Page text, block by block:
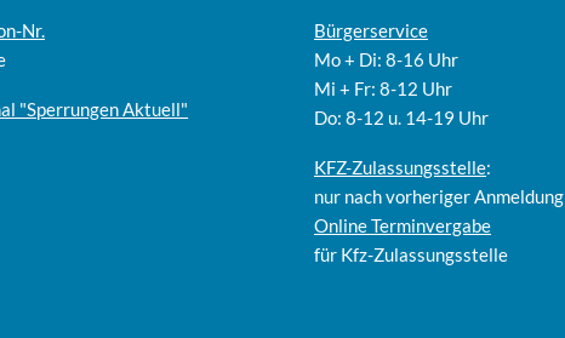
Nr.
"Sperrungen Aktuell"
Bürgerservice
Mo + Di: 8-16 Uhr
Mi + Fr: 8-12 Uhr
Do: 8-12 u. 14-19 Uhr
KFZ-Zulassungsstelle:
nur nach vorheriger Anmeldung
OnlineTerminvergabe
für Kfz-Zulassungsstelle